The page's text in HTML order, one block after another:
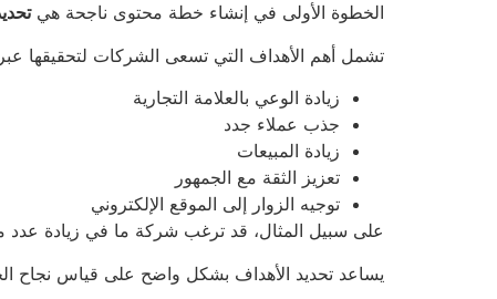
الخطوة الأولى في إنشاء خطة محتوى ناجحة هي
تشمل أهم الأهداف التي تسعى الشركات لتحقيقها
زيادة الوعي بالعلامة التجارية
جذب عملاء جدد
زيادة المبيعات
تعزيز الثقة مع الجمهور
توجيه الزوار إلى الموقع الإلكتروني
على سبيل المثال، قد ترغب شركة ما في زيادة عدد
يساعد تحديد الأهداف بشكل واضح على قياس نجاح